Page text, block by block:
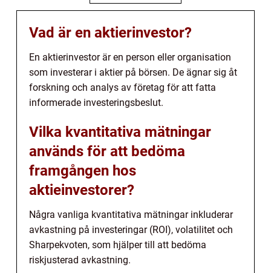
Vad är en aktierinvestor?
En aktierinvestor är en person eller organisation
som investerar i aktier på börsen. De ägnar sig åt
forskning och analys av företag för att fatta
informerade investeringsbeslut.
Vilka kvantitativa mätningar
används för att bedöma
framgången hos
aktieinvestorer?
Några vanliga kvantitativa mätningar inkluderar
avkastning på investeringar (ROI), volatilitet och
Sharpekvoten, som hjälper till att bedöma
riskjusterad avkastning.